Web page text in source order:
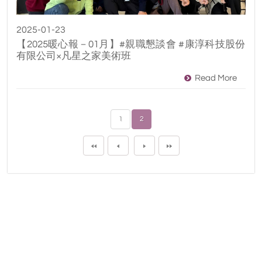
2025-01-23
【2025暖心報－01月】#親職懇談會 #康淳科技股份
有限公司×凡星之家美術班
Read More
1 2